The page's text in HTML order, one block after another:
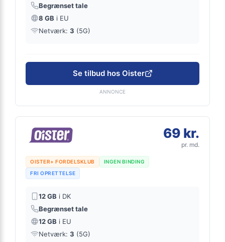
Begrænset tale
8 GB i EU
Netværk: 3 (5G)
Se tilbud hos Oister
ANNONCE
69 kr.
pr. md.
OISTER+ FORDELSKLUB
INGEN BINDING
FRI OPRETTELSE
12 GB i DK
Begrænset tale
12 GB i EU
Netværk: 3 (5G)